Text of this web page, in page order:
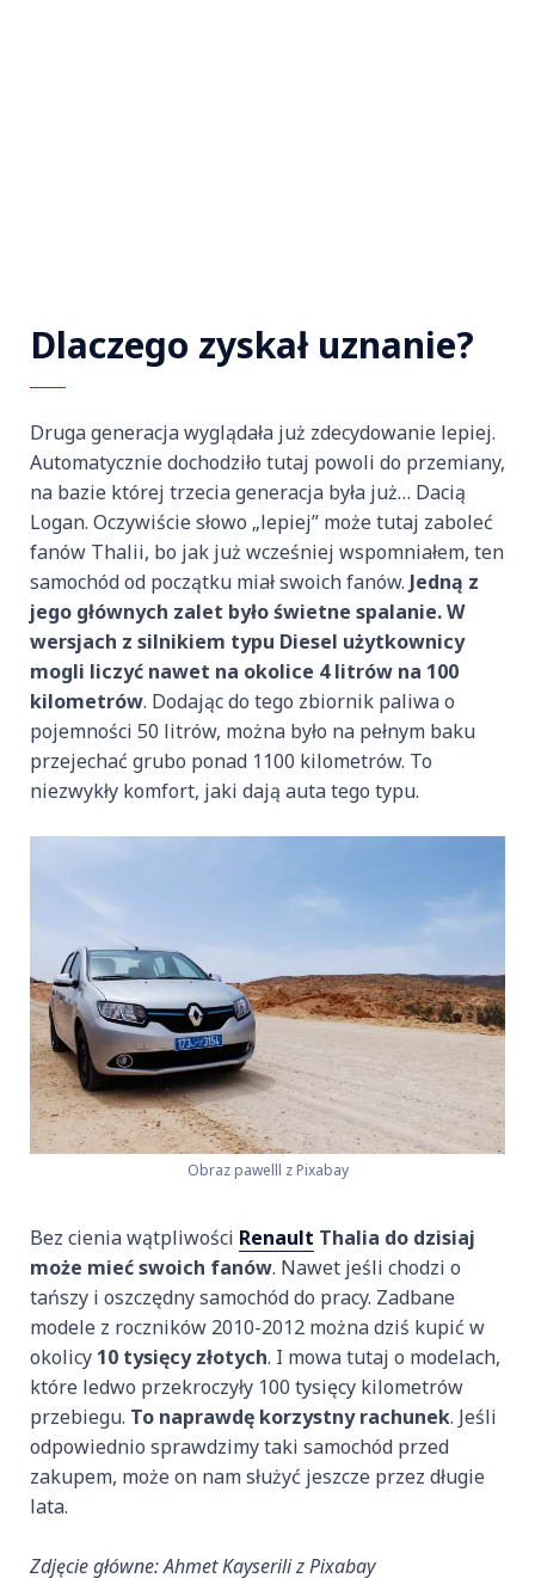
Dlaczego zyskał uznanie?
Druga generacja wyglądała już zdecydowanie lepiej.
Automatycznie dochodziło tutaj powoli do przemiany,
na bazie której trzecia generacja była już… Dacią
Logan. Oczywiście słowo „lepiej” może tutaj zaboleć
fanów Thalii, bo jak już wcześniej wspomniałem, ten
samochód od początku miał swoich fanów. Jedną z
jego głównych zalet było świetne spalanie. W
wersjach z silnikiem typu Diesel użytkownicy
mogli liczyć nawet na okolice 4 litrów na 100
kilometrów. Dodając do tego zbiornik paliwa o
pojemności 50 litrów, można było na pełnym baku
przejechać grubo ponad 1100 kilometrów. To
niezwykły komfort, jaki dają auta tego typu.
Obraz pawelll z Pixabay
Bez cienia wątpliwości Renault Thalia do dzisiaj
może mieć swoich fanów. Nawet jeśli chodzi o
tańszy i oszczędny samochód do pracy. Zadbane
modele z roczników 2010-2012 można dziś kupić w
okolicy 10 tysięcy złotych. I mowa tutaj o modelach,
które ledwo przekroczyły 100 tysięcy kilometrów
przebiegu. To naprawdę korzystny rachunek. Jeśli
odpowiednio sprawdzimy taki samochód przed
zakupem, może on nam służyć jeszcze przez długie
lata.
Zdjęcie główne: Ahmet Kayserili z Pixabay